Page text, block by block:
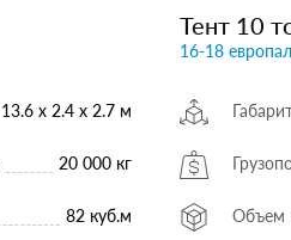
13.6 х 2.4 х 2.7 м
20 000 кг
82 куб.м
Тент 10
16-18
Объем